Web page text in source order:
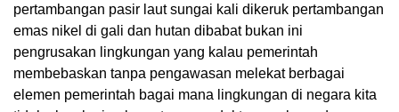
pertambangan pasir laut sungai kali dikeruk pertambangan
emas nikel di gali dan hutan dibabat bukan ini
pengrusakan lingkungan yang kalau pemerintah
membebaskan tanpa pengawasan melekat berbagai
elemen pemerintah bagai mana lingkungan di negara kita